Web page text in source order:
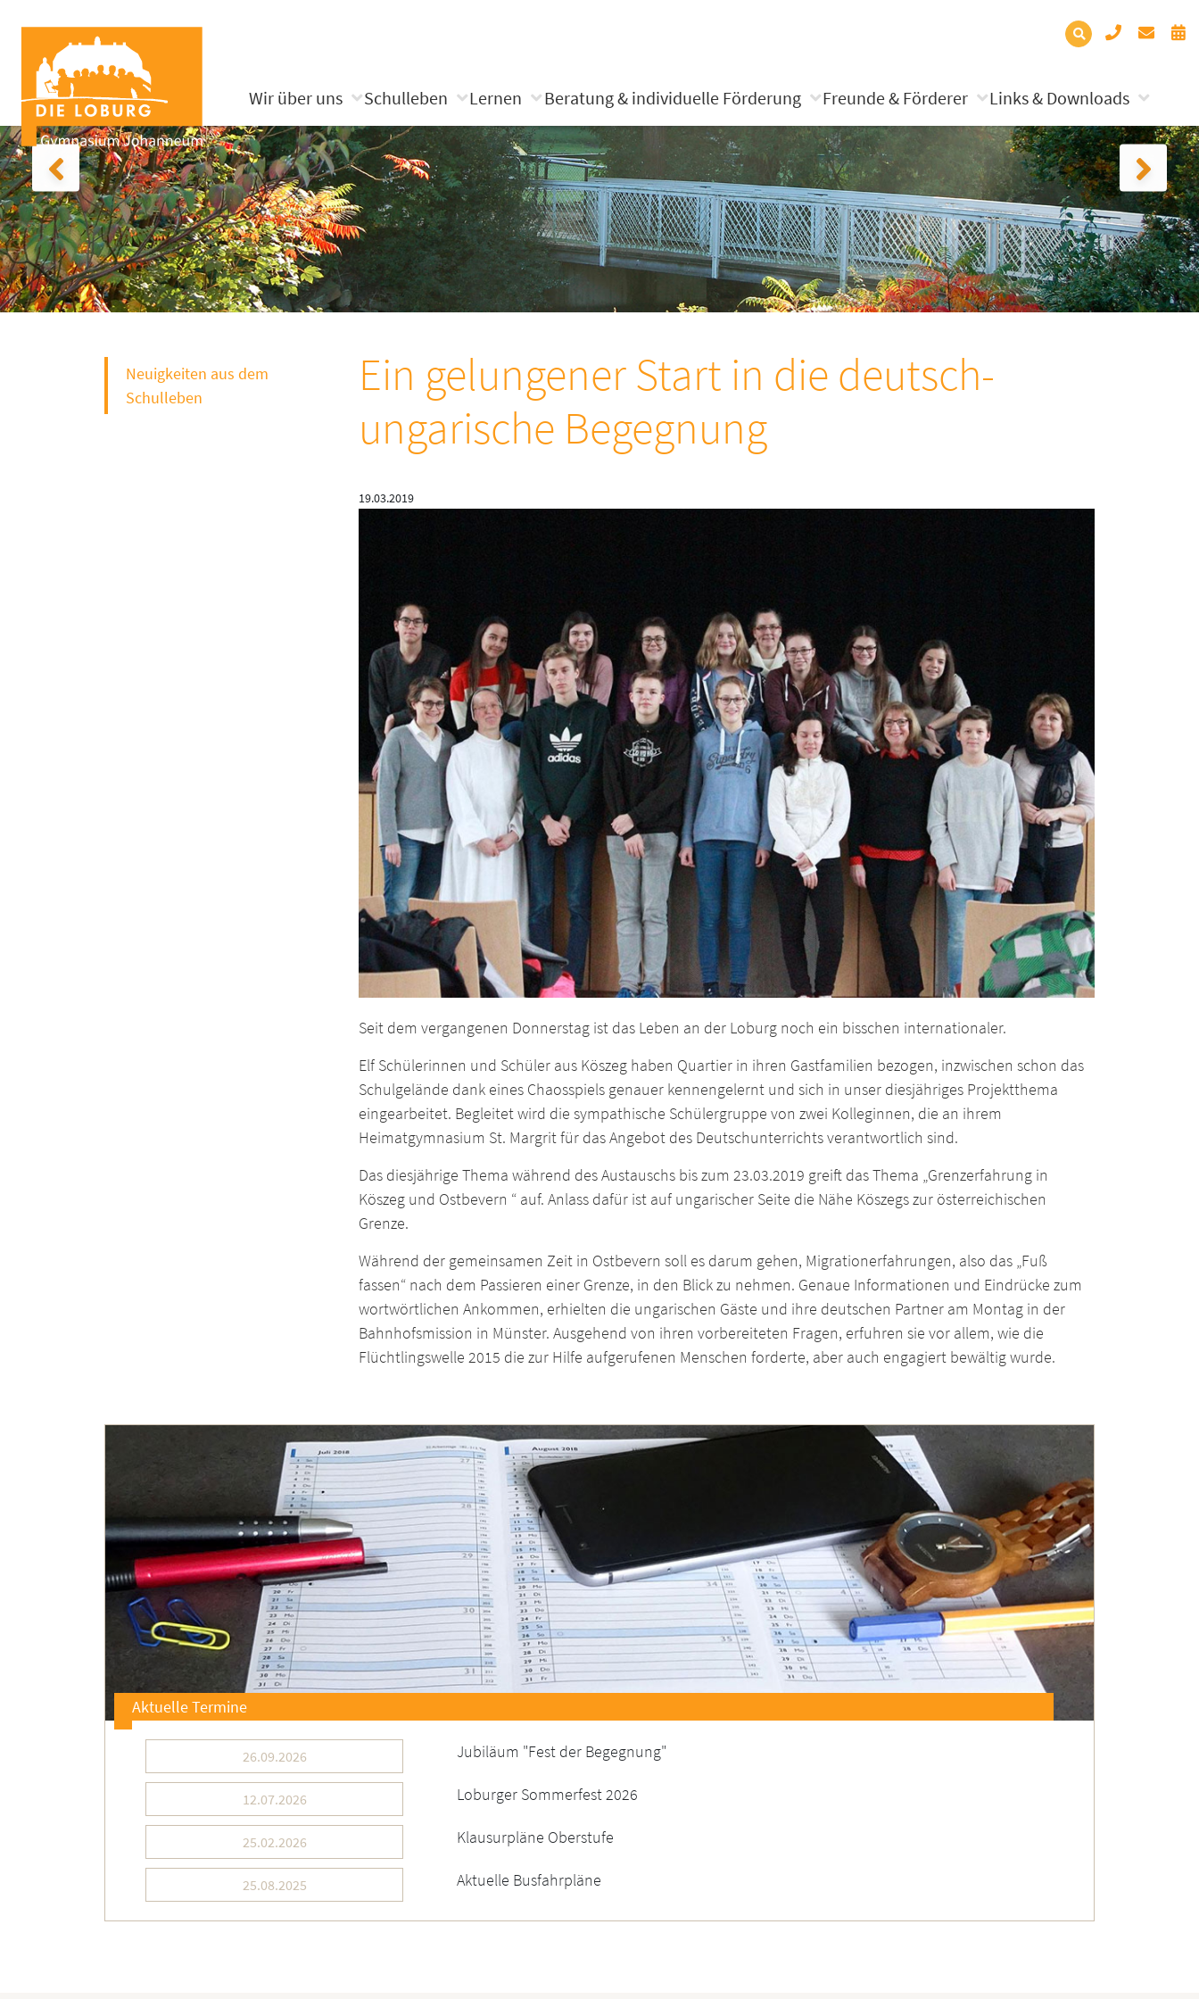
Wir über uns Schulleben Lernen Beratung & individuelle Förderung Freunde & Förderer Links & Downloads
Neuigkeiten aus dem
Schulleben
Ein gelungener Start in die deutsch-
ungarische Begegnung
19.03.2019
Seit dem vergangenen Donnerstag ist das Leben an der Loburg noch ein bisschen internationaler.
Elf Schülerinnen und Schüler aus Köszeg haben Quartier in ihren Gastfamilien bezogen, inzwischen schon das
Schulgelände dank eines Chaosspiels genauer kennengelernt und sich in unser diesjähriges Projektthema
eingearbeitet. Begleitet wird die sympathische Schülergruppe von zwei Kolleginnen, die an ihrem
Heimatgymnasium St. Margrit für das Angebot des Deutschunterrichts verantwortlich sind.
Das diesjährige Thema während des Austauschs bis zum 23.03.2019 greift das Thema „Grenzerfahrung in
Köszeg und Ostbevern “ auf. Anlass dafür ist auf ungarischer Seite die Nähe Köszegs zur österreichischen
Grenze.
Während der gemeinsamen Zeit in Ostbevern soll es darum gehen, Migrationerfahrungen, also das „Fuß
fassen“ nach dem Passieren einer Grenze, in den Blick zu nehmen. Genaue Informationen und Eindrücke zum
wortwörtlichen Ankommen, erhielten die ungarischen Gäste und ihre deutschen Partner am Montag in der
Bahnhofsmission in Münster. Ausgehend von ihren vorbereiteten Fragen, erfuhren sie vor allem, wie die
Flüchtlingswelle 2015 die zur Hilfe aufgerufenen Menschen forderte, aber auch engagiert bewältig wurde.
Aktuelle Termine
26.09.2026 Jubiläum "Fest der Begegnung"
12.07.2026 Loburger Sommerfest 2026
25.02.2026 Klausurpläne Oberstufe
25.08.2025 Aktuelle Busfahrpläne